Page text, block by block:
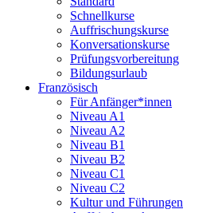
Schnellkurse
Auffrischungskurse
Konversationskurse
Prüfungsvorbereitung
Bildungsurlaub
Französisch
Für Anfänger*innen
Niveau A1
Niveau A2
Niveau B1
Niveau B2
Niveau C1
Niveau C2
Kultur und Führungen